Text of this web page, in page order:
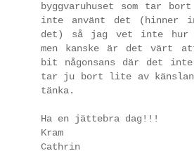
byggvaruhuset som tar
inte använt det (hinner
det) så jag vet inte hur
men kanske är det värt
bit någonsans där det
tar ju bort lite av känslan
tänka.
Ha en jättebra dag!!!
Kram
Cathrin